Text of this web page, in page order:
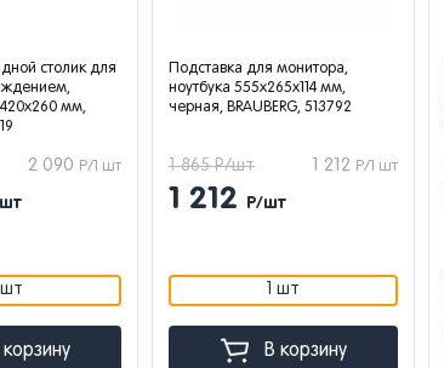
столик для
мм,
2 090 Р/1 шт
шт
корзину
Подставка для монитора,
ноутбука 555х265х114 мм,
черная, BRAUBERG, 513792
1 212 Р/1 шт
1 865 Р/шт
1 212 Р/шт
1 шт
В корзину